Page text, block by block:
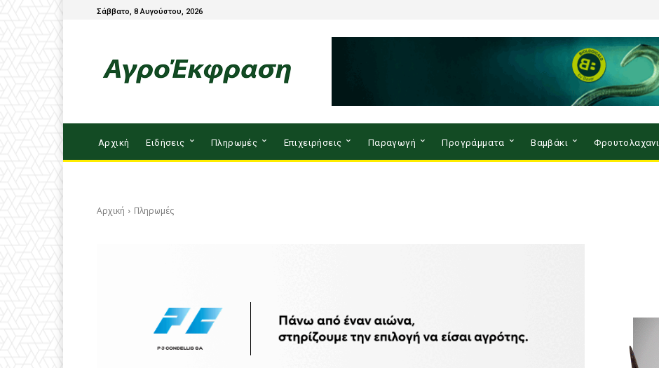
Σάββατο, 8 Αυγούστου, 2026
Αρχική Ειδήσεις Πληρωμές Επιχειρήσεις Παραγωγή Προγράμματα Βαμβάκι
Αρχική Πληρωμές